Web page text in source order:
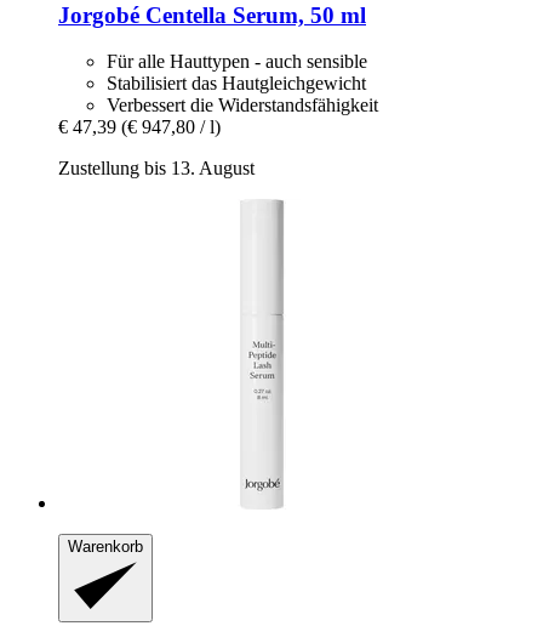
Jorgobé Centella Serum, 50 ml
Für alle Hauttypen - auch sensible
Stabilisiert das Hautgleichgewicht
Verbessert die Widerstandsfähigkeit
€ 47,39 (€ 947,80 / l)
Zustellung bis 13. August
Warenkorb